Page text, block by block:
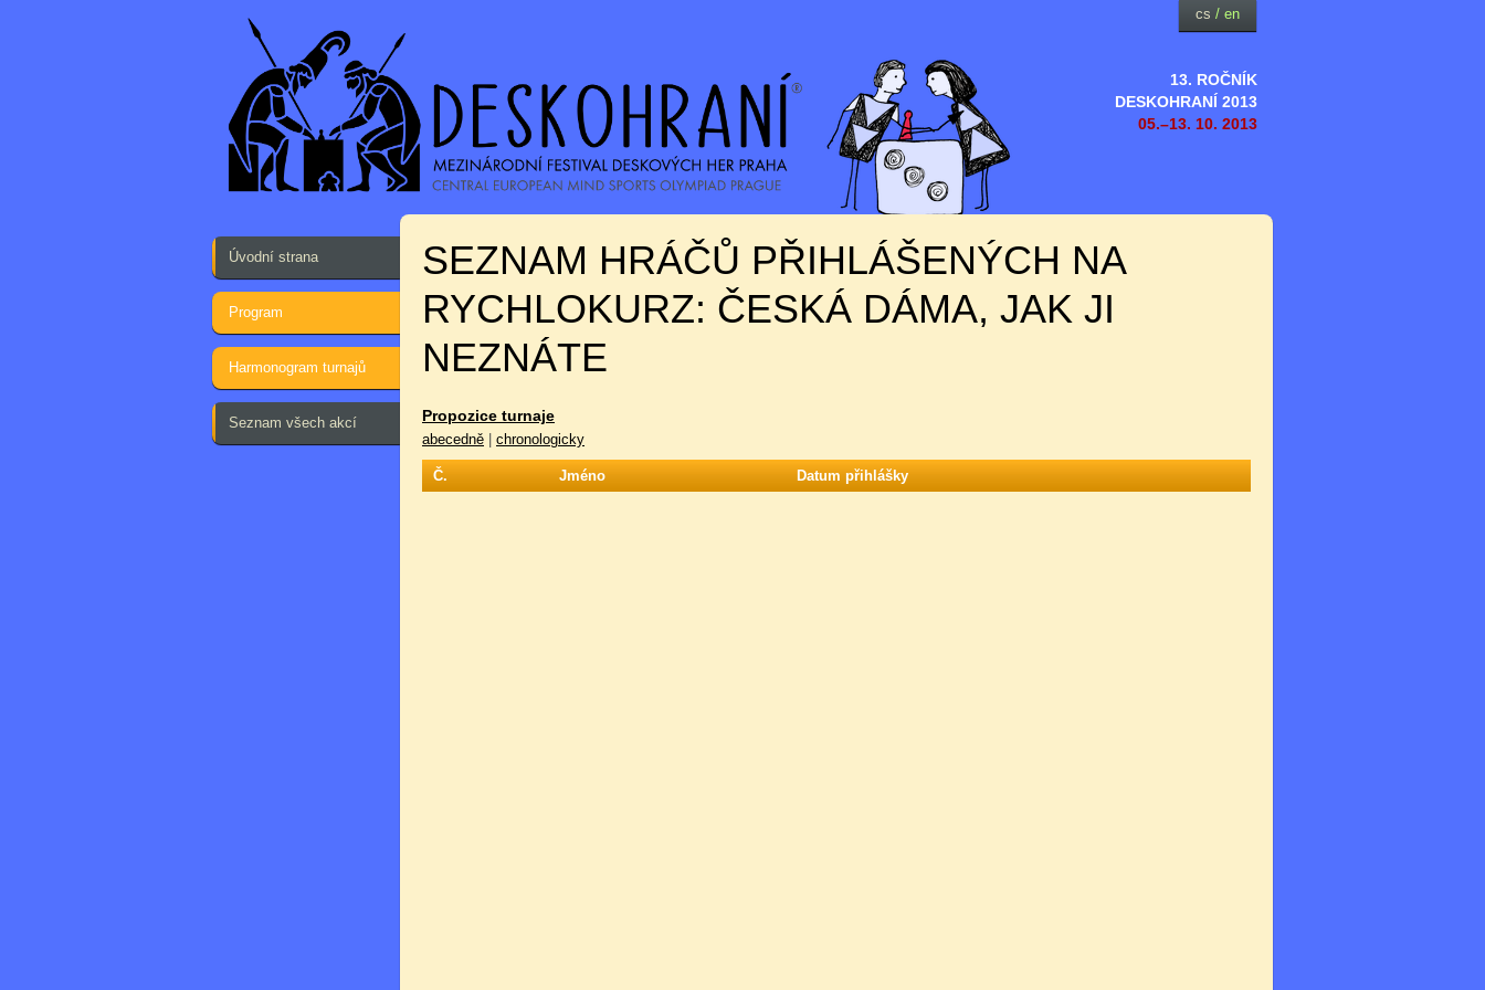
13. ROČNÍK
DESKOHRANÍ 2013
05.–13. 10. 2013
cs / en
Úvodní strana
Program
Harmonogram turnajů
Seznam všech akcí
SEZNAM HRÁČŮ PŘIHLÁŠENÝCH NA
RYCHLOKURZ: ČESKÁ DÁMA, JAK JI
NEZNÁTE
Propozice turnaje
abecedně chronologicky
Č. Jméno Datum přihlášky